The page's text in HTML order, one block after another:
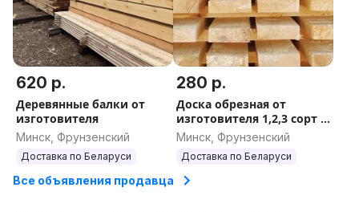
620 р.
Деревянные балки от
изготовителя
Минск, Фрунзенский
Доставка по Беларуси
280 р.
Доска обрезная от
изготовителя 1,2,3 сорт В
НАЛИЧИИ Сосна
Минск, Фрунзенский
Доставка по Беларуси
Все объявления продавца